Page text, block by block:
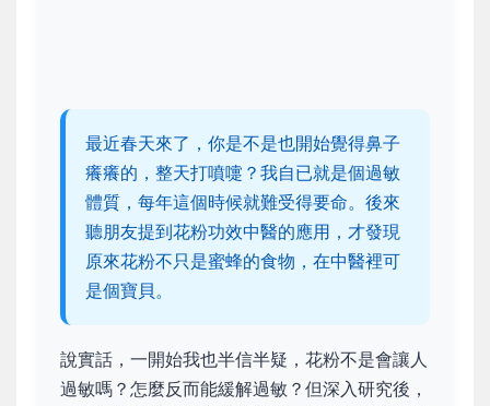
最近春天來了，你是不是也開始覺得鼻子
癢癢的，整天打噴嚏？我自已就是個過敏
體質，每年這個時候就難受得要命。後來
聽朋友提到花粉功效中醫的應用，才發現
原來花粉不只是蜜蜂的食物，在中醫裡可
是個寶貝。
說實話，一開始我也半信半疑，花粉不是會讓人
過敏嗎？怎麼反而能緩解過敏？但深入研究後，